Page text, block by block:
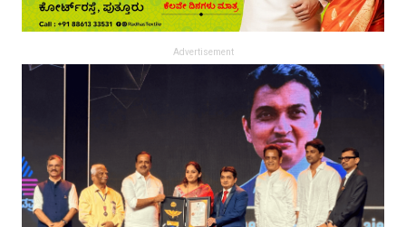
Advertisement